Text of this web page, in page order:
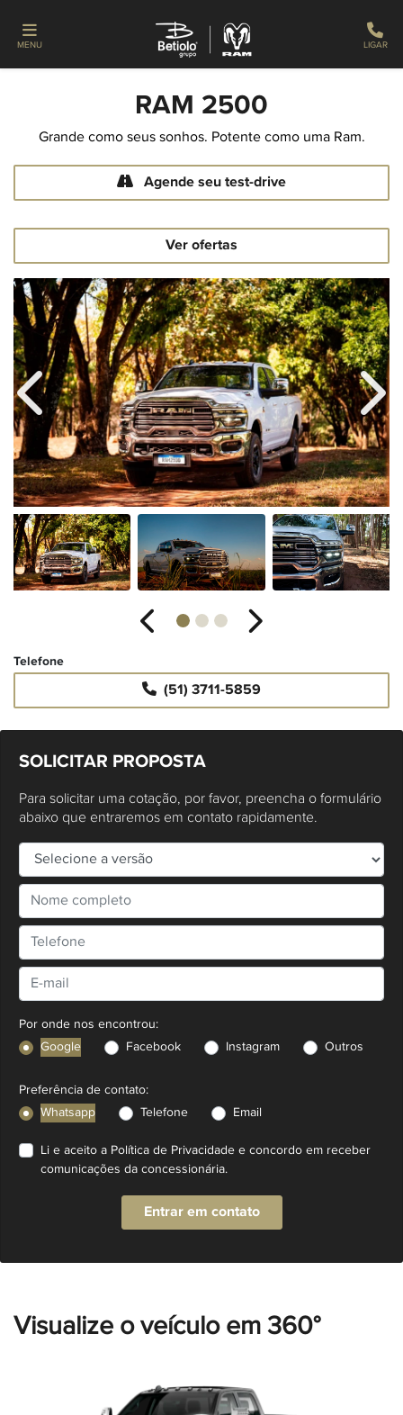
MENU LIGAR
RAM 2500
Grande como seus sonhos. Potente como uma Ram.
Agende seu test-drive
Ver ofertas
SOLICITAR PROPOSTA
Para solicitar uma cotação, por favor, preencha o formulário
abaixo que entraremos em contato rapidamente.
Por onde nos encontrou:
Google
Facebook Instagram Outros
Preferência de contato:
Whatsapp
Telefone Email
Li e aceito a Política de Privacidade e concordo em receber
comunicações da concessionária.
Entrar em contato
Anterior
Anterior Próximo
Telefone
(51) 3711-5859
Visualize o veículo em 360°